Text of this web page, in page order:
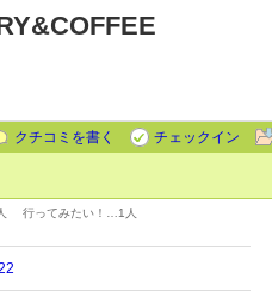
クチコミを書く
チェックイン
行ってみたい！… 1人